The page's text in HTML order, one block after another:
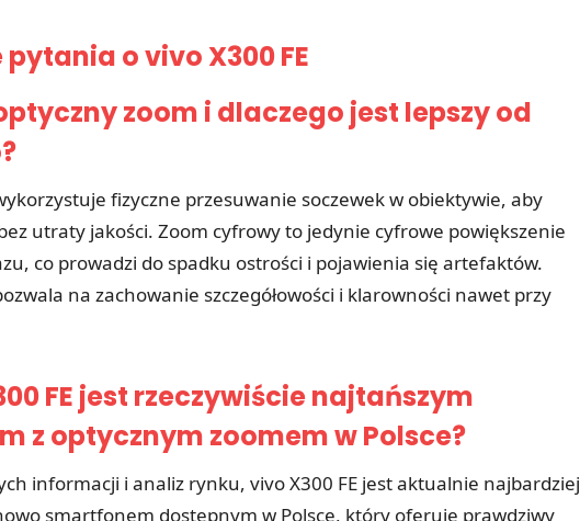
pytania o vivo X300 FE
zoom i dlaczego jest lepszy od
fizyczne przesuwanie soczewek w obiektywie, aby
utraty jakości. Zoom cyfrowy to jedynie cyfrowe powiększenie
co prowadzi do spadku ostrości i pojawienia się artefaktów.
na zachowanie szczegółowości i klarowności nawet przy
FE jest rzeczywiście najtańszym
z optycznym zoomem w Polsce?
informacji i analiz rynku, vivo X300 FE jest aktualnie najbardziej
smartfonem dostępnym w Polsce, który oferuje prawdziwy